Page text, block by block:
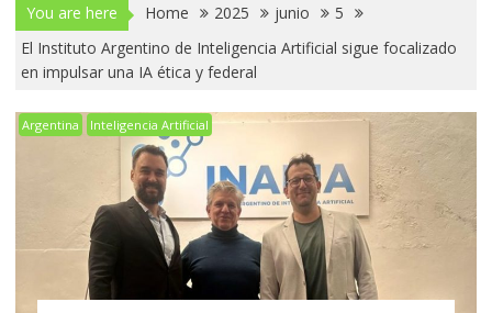
You are here Home 2025 junio
5
El Instituto Argentino de Inteligencia Artificial sigue focalizado
en impulsar una IA ética y federal
Argentina Inteligencia Artificial